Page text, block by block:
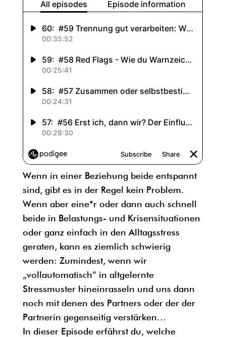
Wenn in einer Beziehung beide entspannt
sind, gibt es in der Regel kein Problem.
Wenn aber eine*r oder dann auch schnell
beide in Belastungs- und Krisensituationen
oder ganz einfach in den Alltagsstress
geraten, kann es ziemlich schwierig
werden: Zumindest, wenn wir
„vollautomatisch“ in altgelernte
Stressmuster hineinrasseln und uns dann
noch mit denen des Partners oder der der
Partnerin gegenseitig verstärken…
In dieser Episode erfährst du, welche